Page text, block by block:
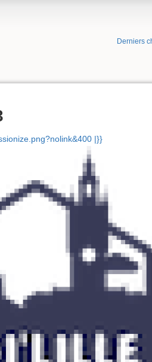
Derniers
|}}